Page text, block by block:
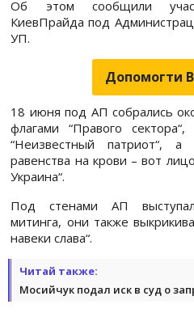
Об этом сообщили
КиевПрайда под
УП.
Допомогти
18 июня под АП собрались
флагами “Правого
“Неизвестный патриот“,
равенства на крови – вот
Украина“.
Под стенами АП
митинга, они также
навеки слава“.
Читай также:
Мосийчук подал иск в суд о